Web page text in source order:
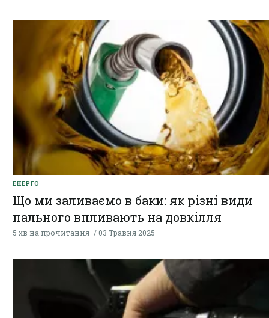
ЕНЕРГО
Що ми заливаємо в баки: як різні види
пального впливають на довкілля
5 хв на прочитання 03 Травня 2025